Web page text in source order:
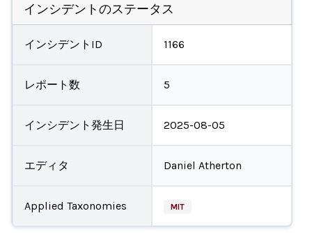
インシデントのステータス
インシデントID 1166
レポート数 5
インシデント発生日 2025-08-05
エディタ Daniel Atherton
Applied Taxonomies MIT